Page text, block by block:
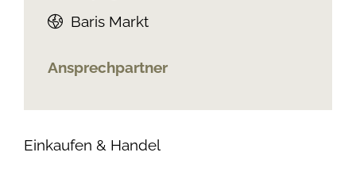
Baris Markt
Ansprechpartner
Einkaufen & Handel